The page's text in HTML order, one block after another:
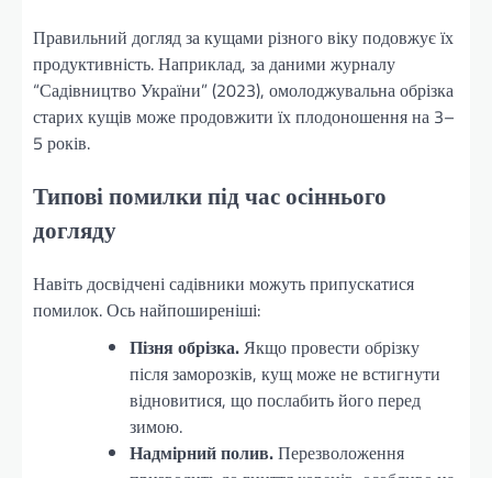
Правильний догляд за кущами різного віку подовжує їх
продуктивність. Наприклад, за даними журналу
“Садівництво України” (2023), омолоджувальна обрізка
старих кущів може продовжити їх плодоношення на 3–
5 років.
Типові помилки під час осіннього
догляду
Навіть досвідчені садівники можуть припускатися
помилок. Ось найпоширеніші:
Пізня обрізка.Якщо провести обрізку
після заморозків, кущ може не встигнути
відновитися, що послабить його перед
зимою.
Надмірний полив.Перезволоження